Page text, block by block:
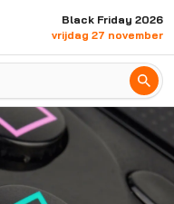
Black Friday 2026
vrijdag 27 november